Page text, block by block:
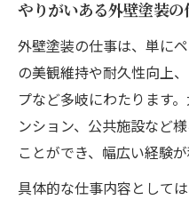
やりがいある外壁塗装の
外壁塗装の仕事は、単に
の美観維持や耐久性向上
プなど多岐にわたります
ンション、公共施設など
ことができ、幅広い経験が
具体的な仕事内容として